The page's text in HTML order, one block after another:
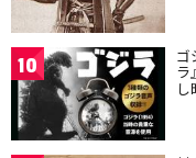
10 ゴ
ラ